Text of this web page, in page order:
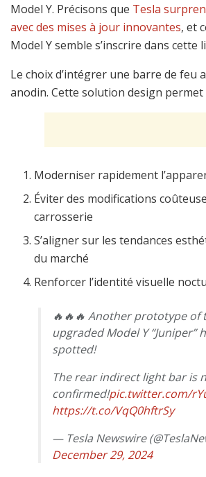
Model Y. Précisons que Tesla
avec des mises à jour innovantes, et
Model Y semble s’inscrire dans cette
Le choix d’intégrer une barre de feu
anodin. Cette solution design permet
Moderniser rapidement
Éviter des modifications
carrosserie
S’aligner sur les tendances
du marché
Renforcer l’identité visuelle
🔥🔥🔥 Another prototype of
upgraded Model Y “Juniper”
spotted!
The rear indirect light bar is
confirmed!pic.twitter.com/
https://t.co/VqQ0hftrSy
— Tesla Newswire
December 29, 2024